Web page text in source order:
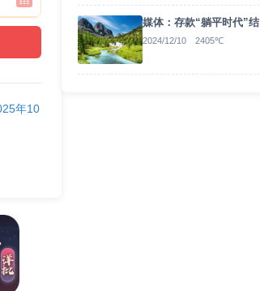
年10
媒体：存款“躺平时代”结
2024/12/10 2405℃